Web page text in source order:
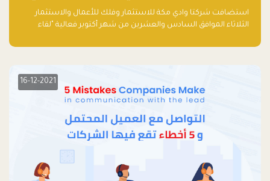
في المنطقة"
استضافت شركتا وادي مكة للاستثمار وفلك للأعمال والاستثمار
الثلاثاء الموافق السادس والعشرين من شهر أكتوبر فعالية "لقاء
مشاركاً من أبرز صناديق رأس المال الجريء وممثلي المؤسسات
16-12-2021